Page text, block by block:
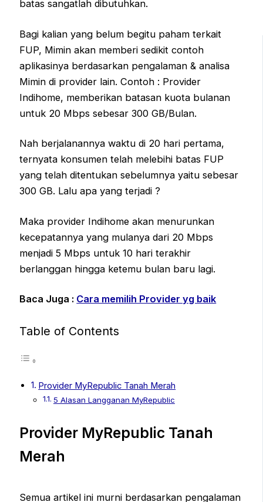
batas sangatlah dibutuhkan.
Bagi kalian yang belum begitu paham terkait
FUP, Mimin akan memberi sedikit contoh
aplikasinya berdasarkan pengalaman & analisa
Mimin di provider lain. Contoh : Provider
Indihome, memberikan batasan kuota bulanan
untuk 20 Mbps sebesar 300 GB/Bulan.
Nah berjalanannya waktu di 20 hari pertama,
ternyata konsumen telah melebihi batas FUP
yang telah ditentukan sebelumnya yaitu sebesar
300 GB. Lalu apa yang terjadi ?
Maka provider Indihome akan menurunkan
kecepatannya yang mulanya dari 20 Mbps
menjadi 5 Mbps untuk 10 hari terakhir
berlanggan hingga ketemu bulan baru lagi.
Baca Juga : Cara memilih Provider yg baik
Table of Contents
Provider MyRepublic Tanah Merah
5 Alasan Langganan MyRepublic
Provider MyRepublic Tanah
Merah
Semua artikel ini murni berdasarkan pengalaman